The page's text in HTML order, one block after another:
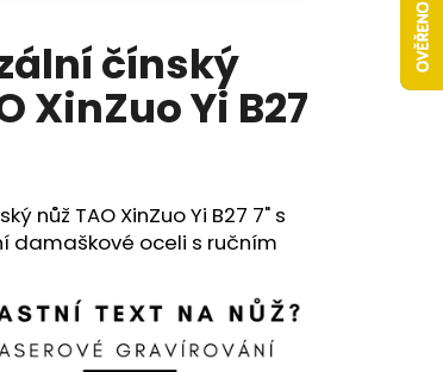
čínský
XinZuo Yi B27
nůž TAO XinZuo Yi B27 7" s
damaškové oceli s ručním